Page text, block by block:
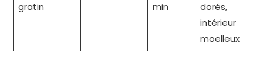
gratin
min
dorés,
intérieur
moelleux